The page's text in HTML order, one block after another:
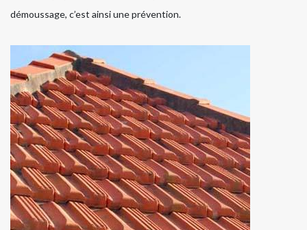
démoussage, c’est ainsi une prévention.